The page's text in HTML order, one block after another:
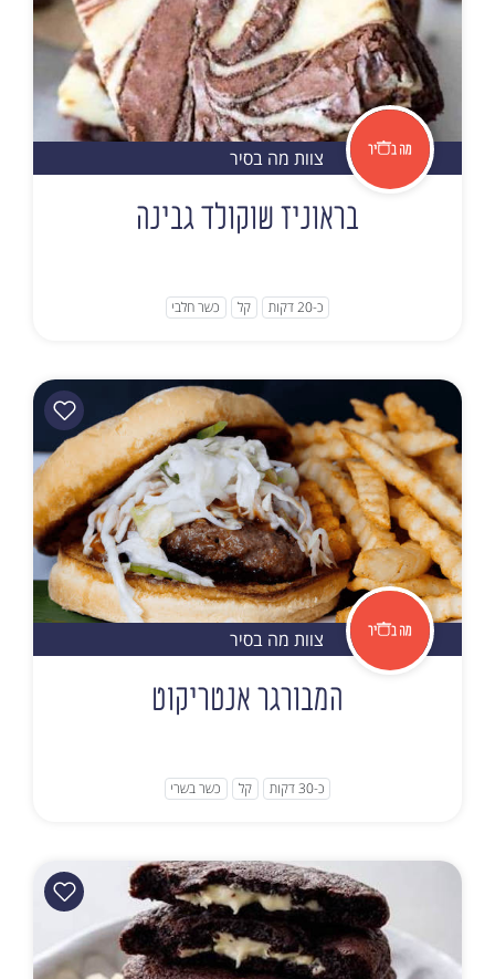
צוות מה בסיר
בראוניז שוקולד גבינה
כ-20 דקות קל כשר חלבי
צוות מה בסיר
המבורגר אנטריקוט
כ-30 דקות קל כשר בשרי